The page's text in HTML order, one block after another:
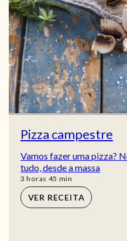
Pizza campestre
Vamos fazer uma pizza?
tudo, desde a massa
3 horas
horas 45 min
min
VER RECEITA